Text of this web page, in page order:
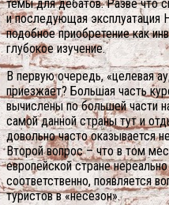
темы для дебатов. Разве что
и последующая эксплуатация
подобное приобретение как
глубокое изучение.
В первую очередь, «целевая
приезжает? Большая часть
вычислены по большей части
самой данной страны тут и
довольно часто оказывается
Второй вопрос – что в том
европейской стране
соответственно, появляется
туристов в «несезон».